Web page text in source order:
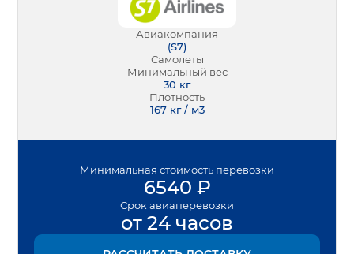
Авиакомпания
(S7)
Самолеты
Минимальный вес
30 кг
Плотность
167 кг / м3
Минимальная стоимость перевозки
6540 ₽
Срок авиаперевозки
от 24 часов